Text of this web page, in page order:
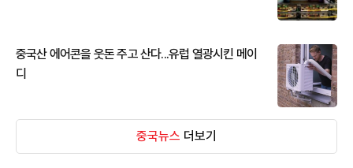
중국산 에어콘을 웃돈 주고 산다...유럽 열광시킨 메이
디
중국뉴스 더보기